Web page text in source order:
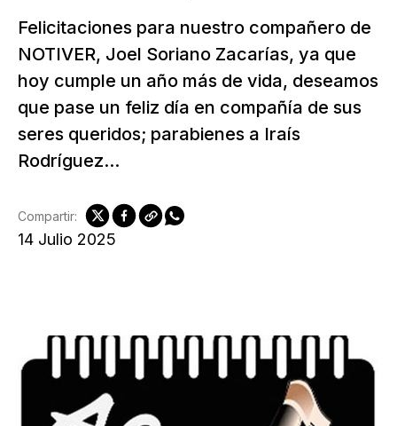
Felicitaciones para nuestro compañero de
NOTIVER, Joel Soriano Zacarías, ya que
hoy cumple un año más de vida, deseamos
que pase un feliz día en compañía de sus
seres queridos; parabienes a Iraís
Rodríguez...
14 Julio 2025
Compartir: